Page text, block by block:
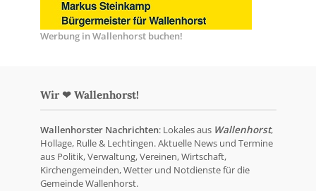
Werbung in Wallenhorst buchen!
Wir ❤ Wallenhorst!
Wallenhorster Nachrichten: Lokales aus Wallenhorst,
Hollage, Rulle & Lechtingen. Aktuelle News und Termine
aus Politik, Verwaltung, Vereinen, Wirtschaft,
Kirchengemeinden, Wetter und Notdienste für die
Gemeinde Wallenhorst.